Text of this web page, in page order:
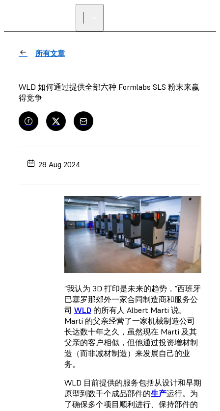
所有文章
WLD 如何通过提供全部六种 Formlabs SLS 粉末来赢
得竞争
28 Aug 2024
“我认为 3D 打印是未来的趋势，”西班牙
巴塞罗那郊外一家合同制造商和服务公
司 WLD 的所有人 Albert Marti 说。
Marti 的父亲经营了一家机械制造公司
长达数十年之久，虽然现在 Marti 及其
父亲的客户相似，但他通过投资增材制
造（而非减材制造）来发展自己的业
务。
WLD 目前提供的服务包括从设计和早期
原型到数千个成品部件的生产运行。为
了确保多个项目顺利进行、保持部件的